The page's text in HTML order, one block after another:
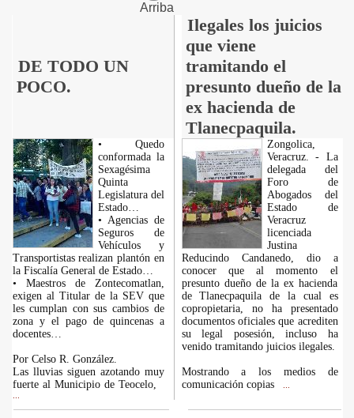
Arriba
DE TODO UN
POCO.
Ilegales los juicios
que viene
tramitando el
presunto dueño de la
ex hacienda de
Tlanecpaquila.
• Quedo
conformada la
Sexagésima
Quinta
Legislatura del
Estado…
• Agencias de
Seguros de
Vehículos y
Transportistas realizan plantón en
la Fiscalía General de Estado…
• Maestros de Zontecomatlan,
exigen al Titular de la SEV que
les cumplan con sus cambios de
zona y el pago de quincenas a
docentes…
Por Celso R. González.
Las lluvias siguen azotando muy
fuerte al Municipio de Teocelo,
Zongolica,
Veracruz. - La
delegada del
Foro de
Abogados del
Estado de
Veracruz
licenciada
Justina
Reducindo Candanedo, dio a
conocer que al momento el
presunto dueño de la ex hacienda
de Tlanecpaquila de la cual es
copropietaria, no ha presentado
documentos oficiales que acrediten
su legal posesión, incluso ha
venido tramitando juicios ilegales.
Mostrando a los medios de
comunicación copias